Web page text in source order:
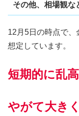
その他、相場観な
12月5日の時点で、
想定しています。
短期的に乱
やがて大き